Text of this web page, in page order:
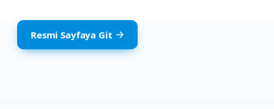
Resmi Sayfaya Git